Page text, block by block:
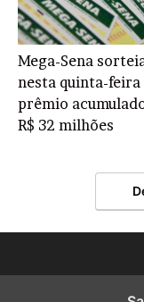
Mega-Sena
nesta quinta-feira
prêmio
R$ 32 milhões